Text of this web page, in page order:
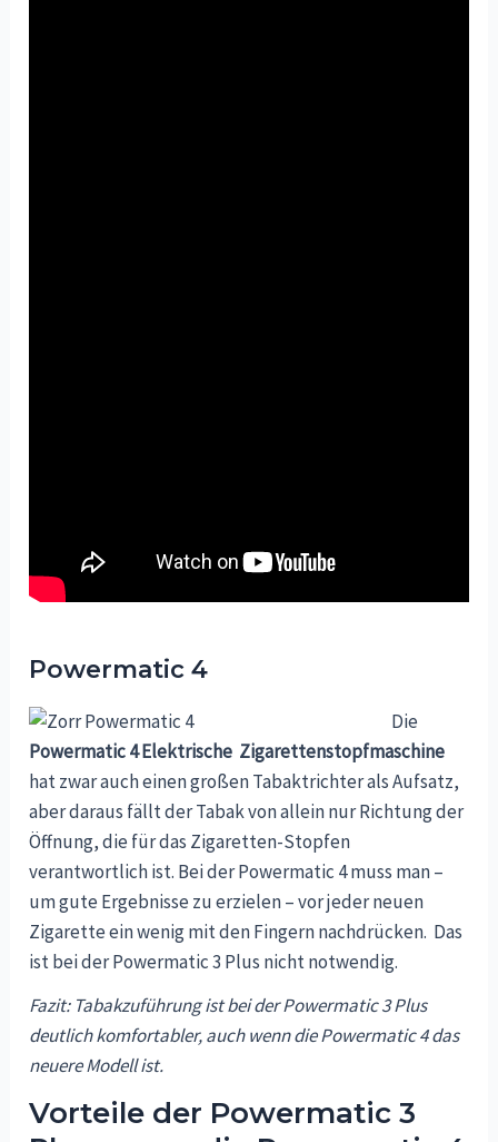
Powermatic 4
Die
Powermatic 4 Elektrische Zigarettenstopfmaschine
hat zwar auch einen großen Tabaktrichter als Aufsatz,
aber daraus fällt der Tabak von allein nur Richtung der
Öffnung, die für das Zigaretten-Stopfen
verantwortlich ist. Bei der Powermatic 4 muss man –
um gute Ergebnisse zu erzielen – vor jeder neuen
Zigarette ein wenig mit den Fingern nachdrücken. Das
ist bei der Powermatic 3 Plus nicht notwendig.
Fazit: Tabakzuführung ist bei der Powermatic 3 Plus
deutlich komfortabler, auch wenn die Powermatic 4 das
neuere Modell ist.
Vorteile der Powermatic 3